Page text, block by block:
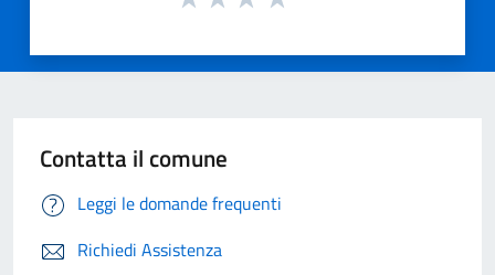
Contatta il comune
Leggi le domande frequenti
Richiedi Assistenza